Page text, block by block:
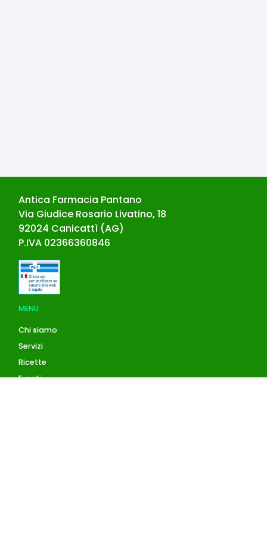
Antica Farmacia Pantano
Via Giudice Rosario Livatino, 18
92024 Canicattì (AG)
P.IVA 02366360846
MENU
Chi siamo
Servizi
Ricette
Eventi